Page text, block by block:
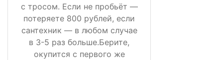
с тросом. Если не пробьёт —
потеряете 800 рублей, если
сантехник — в любом случае
в 3-5 раз больше.Берите,
окупится с первого же